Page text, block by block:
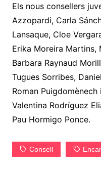
Els nous consellers
Azzopardi, Carla
Lansaque, Cloe
Erika Moreira Martins,
Barbara Raynaud
Tugues Sorribes,
Roman
Valentina Rodríguez
Pau Hormigo Ponce.
Consell